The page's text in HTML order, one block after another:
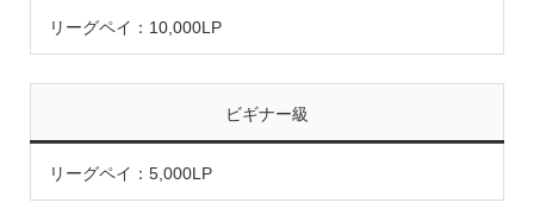
リーグペイ：10,000LP
ビギナー級
リーグペイ：5,000LP